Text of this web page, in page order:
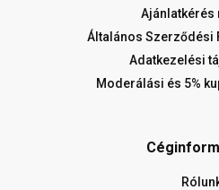
Ajánlatkérés
Általános Szerződési
Adatkezelési
Moderálási és 5%